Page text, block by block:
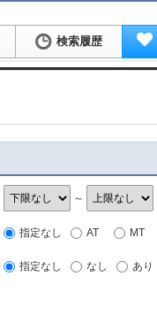
検索履歴
～
指定なし AT MT
指定なし なし あり